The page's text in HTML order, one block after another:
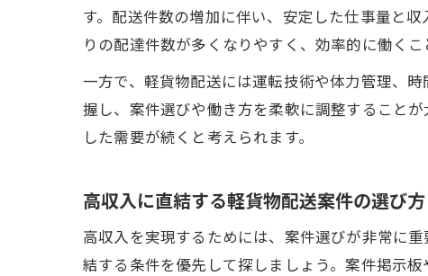
す。配送件数の増加に伴い、安定した仕事量と
りの配達件数が多くなりやすく、効率的に働く
一方で、軽貨物配送には運転技術や体力管理、
握し、案件選びや働き方を柔軟に調整すること
した需要が続くと考えられます。
高収入に直結する軽貨物配送案件の選び方
高収入を実現するためには、案件選びが非常に
結する条件を優先して探しましょう。案件掲示